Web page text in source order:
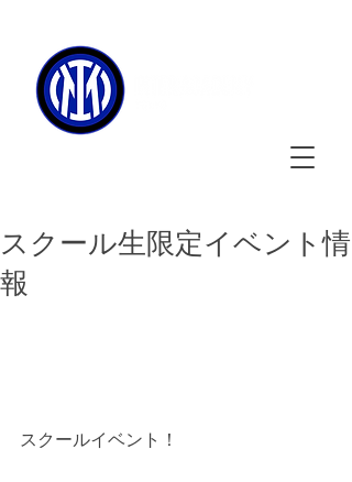
スクール生限定イベント情
報
スクールイベント！